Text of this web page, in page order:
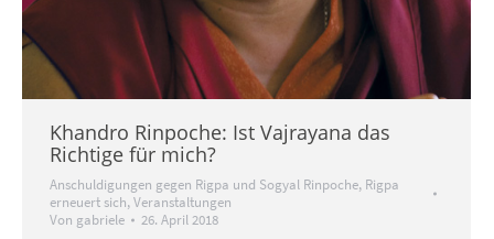
Khandro Rinpoche: Ist Vajrayana das
Richtige für mich?
Anschuldigungen gegen Rigpa und Sogyal Rinpoche, Rigpa
erneuert sich,Veranstaltungen
Von gabriele 26. April 2018